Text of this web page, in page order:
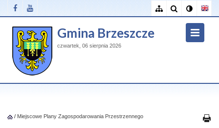
Gmina Brzeszcze
czwartek, 06 sierpnia 2026
/ Miejscowe Plany Zagospodarowania Przestrzennego